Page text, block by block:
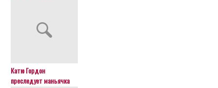
Катю Гордон
преследует маньячка